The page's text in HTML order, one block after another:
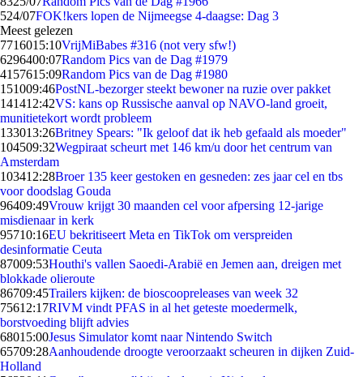
524/07FOK!kers lopen de Nijmeegse 4-daagse: Dag 3
Meest gelezen
7716015:10VrijMiBabes #316 (not very sfw!)
6296400:07Random Pics van de Dag #1979
4157615:09Random Pics van de Dag #1980
151009:46PostNL-bezorger steekt bewoner na ruzie over pakket
141412:42VS: kans op Russische aanval op NAVO-land groeit,
munitietekort wordt probleem
133013:26Britney Spears: "Ik geloof dat ik heb gefaald als moeder"
104509:32Wegpiraat scheurt met 146 km/u door het centrum van
Amsterdam
103412:28Broer 135 keer gestoken en gesneden: zes jaar cel en tbs
voor doodslag Gouda
96409:49Vrouw krijgt 30 maanden cel voor afpersing 12-jarige
misdienaar in kerk
95710:16EU bekritiseert Meta en TikTok om verspreiden
desinformatie Ceuta
87009:53Houthi's vallen Saoedi-Arabië en Jemen aan, dreigen met
blokkade olieroute
86709:45Trailers kijken: de bioscoopreleases van week 32
75612:17RIVM vindt PFAS in al het geteste moedermelk,
borstvoeding blijft advies
68015:00Jesus Simulator komt naar Nintendo Switch
65709:28Aanhoudende droogte veroorzaakt scheuren in dijken Zuid-
Holland